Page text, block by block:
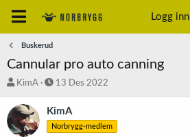
Logg inn
Buskerud
Cannular pro auto canning
T
å
d
s
KimA
S
a
r
t
13 Des 2022
KimA
Norbrygg-medlem